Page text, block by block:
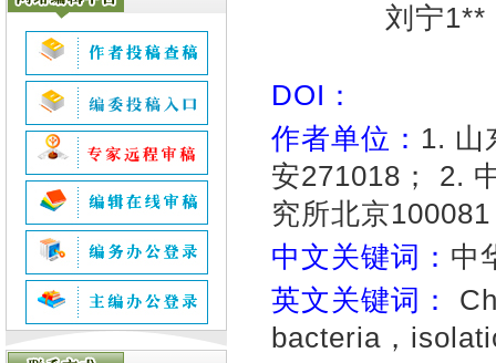
刘宁1**
DOI：
作者单位： 1. 山
安271018； 2.
究所北京100081
中文关键词： 中
英文关键词：
bacteria，